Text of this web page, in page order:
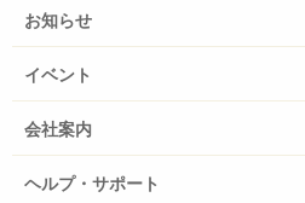
お知らせ
イベント
会社案内
ヘルプ・サポート